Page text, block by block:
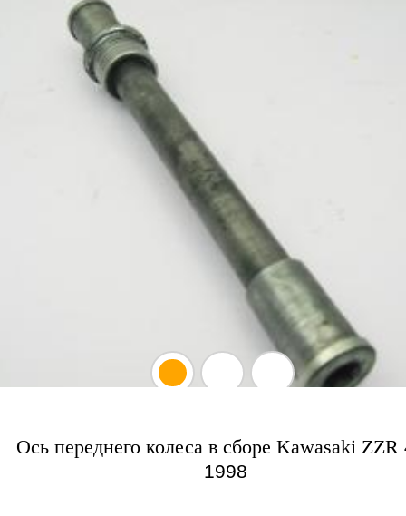
Ось переднего колеса в сборе Kawasaki ZZR
1998